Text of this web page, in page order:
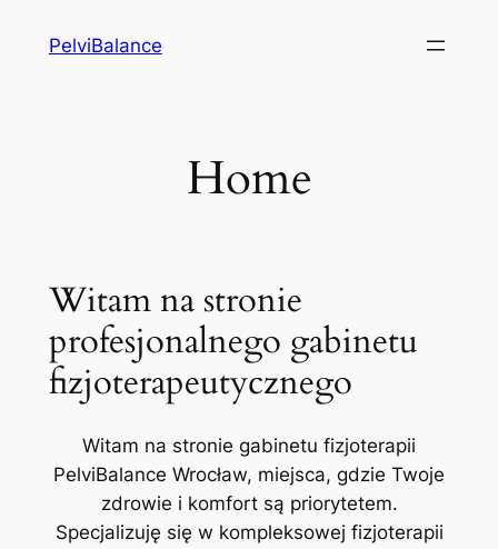
PelviBalance
Home
Witam na stronie
profesjonalnego gabinetu
fizjoterapeutycznego
Witam na stronie gabinetu fizjoterapii
PelviBalance Wrocław, miejsca, gdzie Twoje
zdrowie i komfort są priorytetem.
Specjalizuję się w kompleksowej fizjoterapii